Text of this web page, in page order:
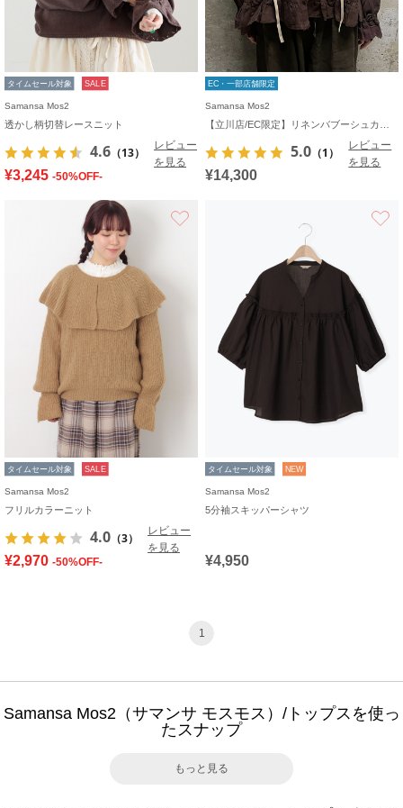
タイムセール対象 SALE
Samansa Mos2
透かし柄切替レースニット
4.6 （13）
レビュー
を見る
¥3,245 -50%OFF-
EC・一部店舗限定
Samansa Mos2
5.0 （1）
レビュー
を見る
¥14,300
タイムセール対象 SALE
Samansa Mos2
フリルカラーニット
4.0 （3）
レビュー
を見る
¥2,970 -50%OFF-
タイムセール対象 NEW
Samansa Mos2
5分袖スキッパーシャツ
¥4,950
1
Samansa Mos2（サマンサ モスモス）/トップスを使っ
たスナップ
もっと見る